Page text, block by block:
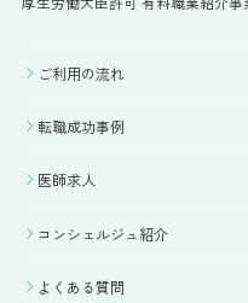
ご利用の流れ
転職成功事例
医師求人
コンシェルジュ紹介
よくある質問